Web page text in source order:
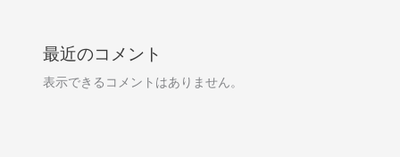
最近のコメント
表示できるコメントはありません。